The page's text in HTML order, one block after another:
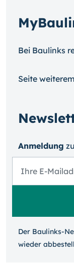
Bei Baulinks
Seite
Anmeldung
Der Baulinks-
wieder